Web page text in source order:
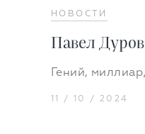
НОВОСТИ
Павел
Гений,
11 / 10 / 2024